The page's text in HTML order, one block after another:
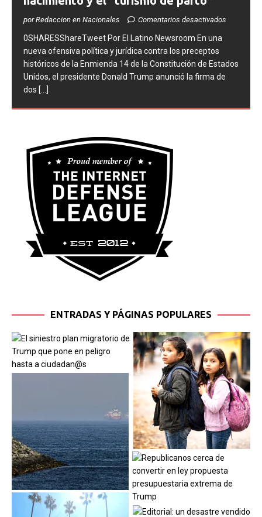
nacimiento y el “turismo de parto”
0SHARESShareTweet ​Por El Latino Newsroom ​En una
nueva ofensiva política y jurídica contra los preceptos
históricos de la Enmienda 14 de la Constitución de Estados
Unidos, el presidente Donald Trump anunció la firma de
[...]